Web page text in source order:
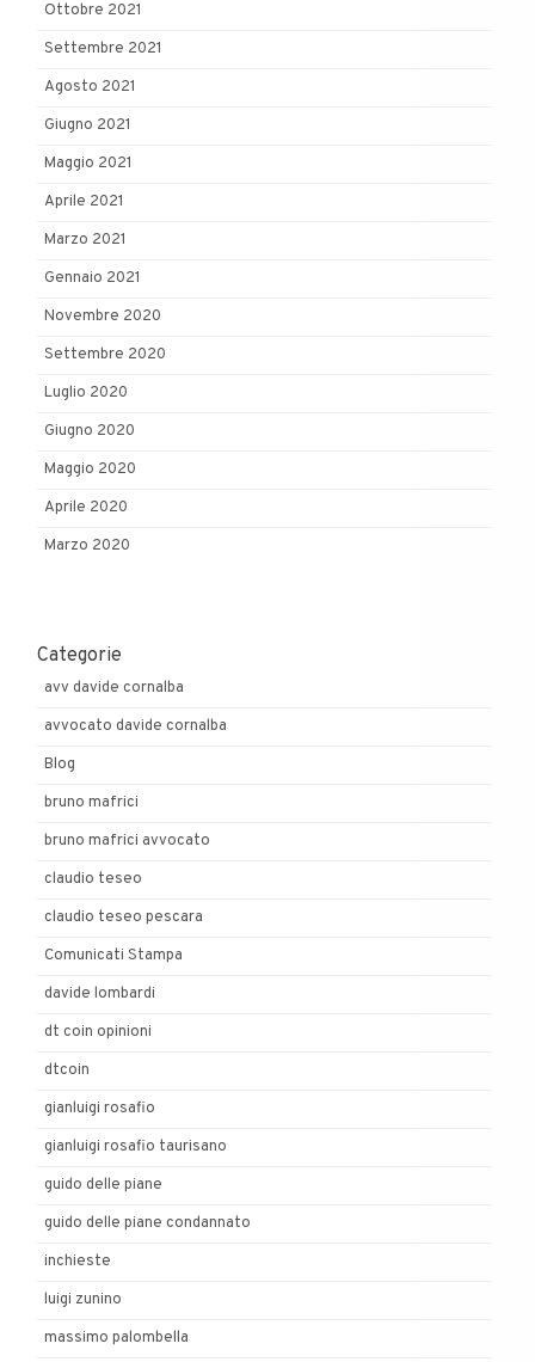
Ottobre 2021
Settembre 2021
Agosto 2021
Giugno 2021
Maggio 2021
Aprile 2021
Marzo 2021
Gennaio 2021
Novembre 2020
Settembre 2020
Luglio 2020
Giugno 2020
Maggio 2020
Aprile 2020
Marzo 2020
Categorie
avv davide cornalba
avvocato davide cornalba
Blog
bruno mafrici
bruno mafrici avvocato
claudio teseo
claudio teseo pescara
Comunicati Stampa
davide lombardi
dt coin opinioni
dtcoin
gianluigi rosafio
gianluigi rosafio taurisano
guido delle piane
guido delle piane condannato
inchieste
luigi zunino
massimo palombella